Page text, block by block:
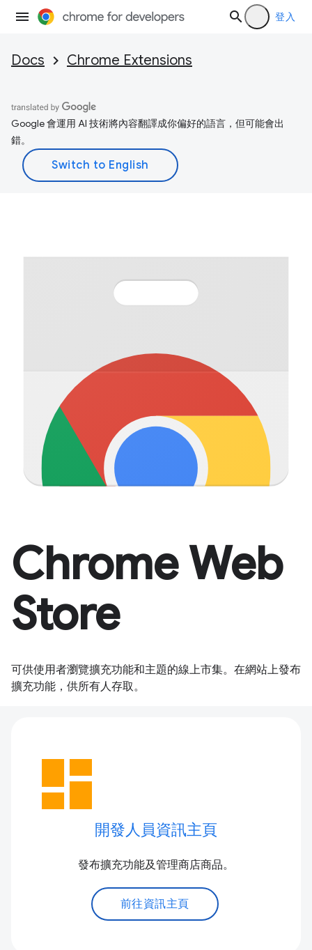
登入
Docs Chrome Extensions
Google 會運用 AI 技術將內容翻譯成你偏好的語言，但可能會出
錯。
Chrome Web
Store
可供使用者瀏覽擴充功能和主題的線上市集。在網站上發布
擴充功能，供所有人存取。
dashboard
開發人員資訊主頁
發布擴充功能及管理商店商品。
前往資訊主頁